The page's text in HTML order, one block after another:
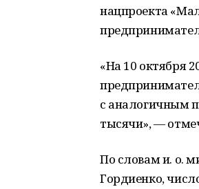
нацпроекта
«На 10 октября
с аналогичным
тысячи», —
По словам и. о.
Гордиенко,